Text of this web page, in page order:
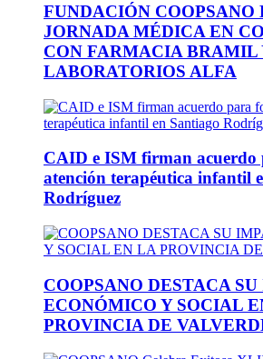
FUNDACIÓN COOPSANO
JORNADA MÉDICA EN
CON FARMACIA BRAMIL
LABORATORIOS ALFA
CAID e ISM firman acuerdo
atención terapéutica infantil
Rodríguez
COOPSANO DESTACA
ECONÓMICO Y SOCIAL
PROVINCIA DE